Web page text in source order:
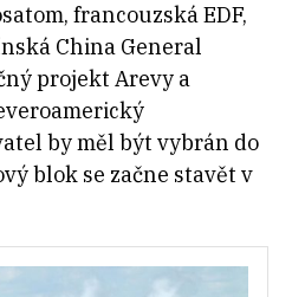
francouzská EDF,
China General
projekt Arevy a
by měl být vybrán do
blok se začne stavět v